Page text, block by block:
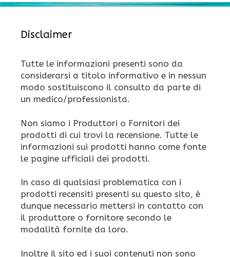
Disclaimer
Tutte le informazioni presenti sono da
considerarsi a titolo informativo e in nessun
modo sostituiscono il consulto da parte di
un medico/professionista.
Non siamo i Produttori o Fornitori dei
prodotti di cui trovi la recensione. Tutte le
informazioni sui prodotti hanno come fonte
le pagine ufficiali dei prodotti.
In caso di qualsiasi problematica con i
prodotti recensiti presenti su questo sito, è
dunque necessario mettersi in contatto con
il produttore o fornitore secondo le
modalità fornite da loro.
Inoltre il sito ed i suoi contenuti non sono